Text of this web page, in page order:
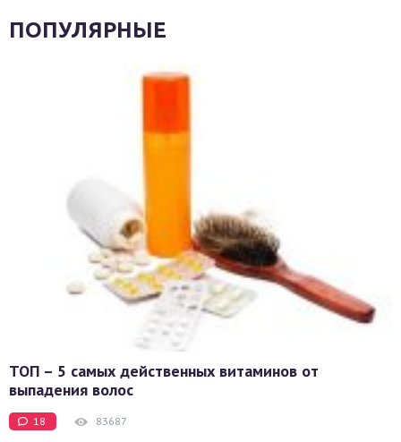
ПОПУЛЯРНЫЕ
ТОП – 5 самых действенных витаминов от
выпадения волос
18 83687